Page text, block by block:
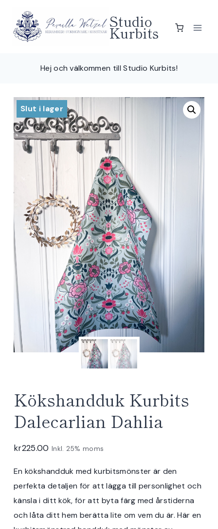
content
Studio
Kurbits
Hej och välkommen till Studio Kurbits!
Slut i lager
Kökshandduk Kurbits
Dalecarlian Dahlia
kr225.00 Inkl. 25% moms
En kökshandduk med kurbitsmönster är den
perfekta detaljen för att lägga till personlighet och
känsla i ditt kök, för att byta färg med årstiderna
och låta ditt hem berätta lite om vem du är. Här en